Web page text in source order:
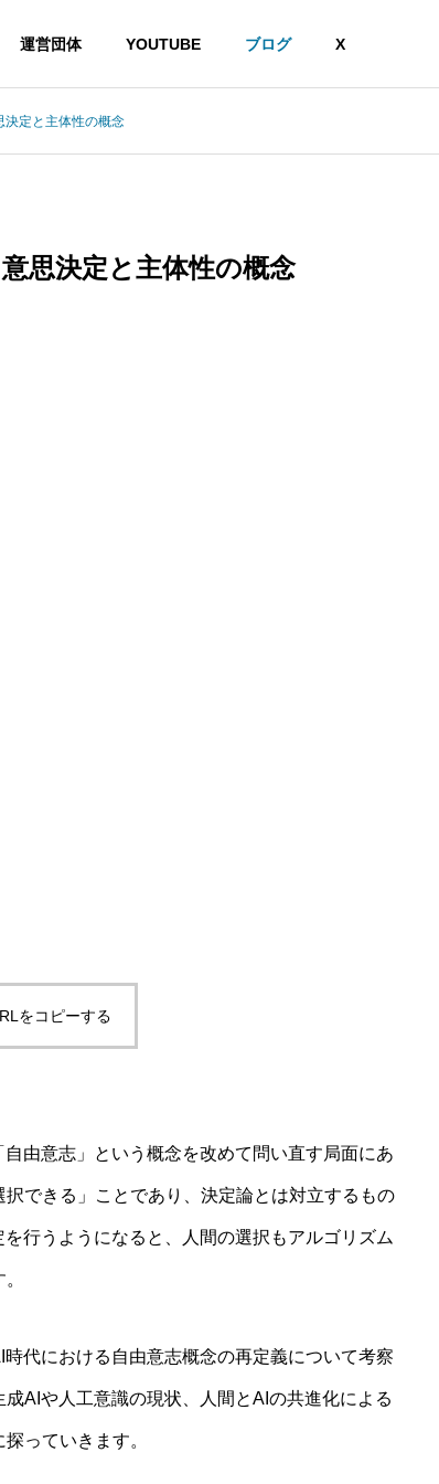
運営団体 YOUTUBE ブログ X
指標の最前線
張がなぜ受け入れがたいのかを認知科学から読み解く
決定と主体性の概念
思決定と主体性の概念
をコピーする
由意志」という概念を改めて問い直す局面にあ
できる」ことであり、決定論とは対立するもの
行うようになると、人間の選択もアルゴリズム
代における自由意志概念の再定義について考察
AIや人工意識の現状、人間とAIの共進化による
っていきます。